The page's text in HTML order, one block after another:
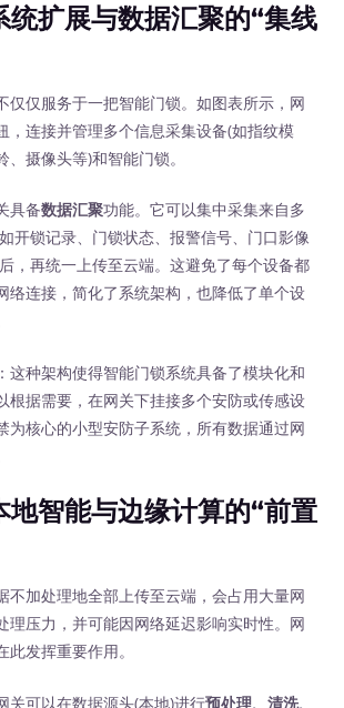
统扩展与数据汇聚的“集线
仅服务于一把智能门锁。如图表所示，网
，连接并管理多个信息采集设备(如指纹模
摄像头等)和智能门锁。
具备数据汇聚功能。它可以集中采集来自多
开锁记录、门锁状态、报警信号、门口影像
，再统一上传至云端。这避免了每个设备都
络连接，简化了系统架构，也降低了单个设
这种架构使得智能门锁系统具备了模块化和
根据需要，在网关下挂接多个安防或传感设
为核心的小型安防子系统，所有数据通过网
地智能与边缘计算的“前置
加处理地全部上传至云端，会占用大量网
理压力，并可能因网络延迟影响实时性。网
此发挥重要作用。
关可以在数据源头(本地)进行预处理、清洗、